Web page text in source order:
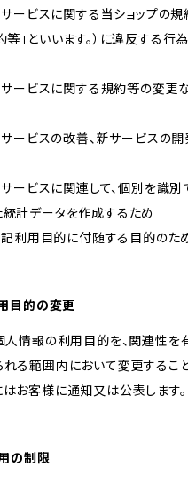
サービスに関する当ショップの規
等」といいます。）に違反する行
サービスに関する規約等の変更
サービスの改善、新サービスの
サービスに関連して、個別を識
計データを作成するため
記利用目的に付随する目的のた
目的の変更
人情報の利用目的を、関連性を
る範囲内において変更すること
お客様に通知又は公表します。
の制限